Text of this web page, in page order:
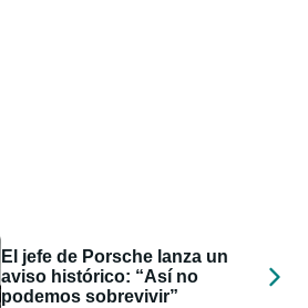
El jefe de Porsche lanza un
aviso histórico: “Así no
podemos sobrevivir”